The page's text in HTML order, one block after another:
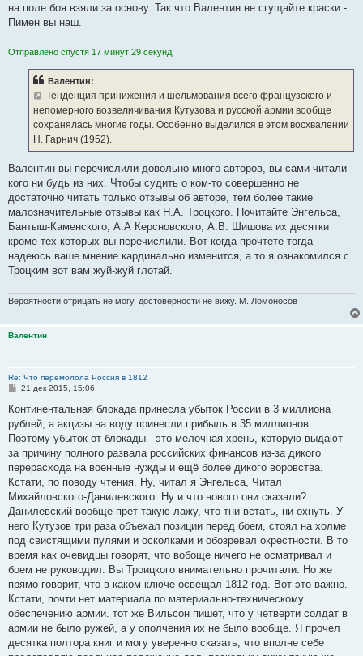
на поле боя взяли за основу. Так что Валентин не сгущайте краски -
Пимен вы наш.
Отправлено спустя 17 минут 29 секунд:
Валентин:
Тенденция принижения и шельмования всего французского и
непомерного возвеличивания Кутузова и русской армии вообще
сохранялась многие годы. Особенно выделился в этом восхвалении
Н. Гарнич (1952).
Валентин вы перечислили довольно много авторов, вы сами читали
кого ни будь из них. Чтобы судить о ком-то совершенно не
достаточно читать только отзывы об авторе, тем более такие
малозначительные отзывы как Н.А. Троцкого. Почитайте Энгельса,
Бантыш-Каменского, А.А Керсновского, А.В. Шишова их десятки
кроме тех которых вы перечислили. Вот когда прочтете тогда
надеюсь ваше мнение кардинально изменится, а то я ознакомился с
Троцким вот вам жуй-жуй глотай.
Вероятности отрицать не могу, достоверности не вижу. М. Ломоносов
Валентин
Re: Что перемолола Россия в 1812
С
о
щ
е
и
е
21 дек 2015, 15:06
Континентальная блокада принесла убыток России в 3 миллиона
рублей, а акцизы на воду принесли прибыль в 35 миллионов.
Поэтому убыток от блокады - это мелочная хрень, которую выдают
за причину полного развала российских финансов из-за дикого
перерасхода на военные нужды и ещё более дикого воровства.
Кстати, по поводу чтения. Ну, читал я Энгельса, Читал
Михайловского-Данилевского. Ну и что нового они сказали?
Данилевский вообще прет такую лажу, что тни встать, ни охнуть. У
него Кутузов три раза объехал позиции перед боем, стоял на холме
под свистящими пулями и осколками и обозревал окрестности. В то
время как очевидцы говорят, что вобоще ничего не осматривал и
боем не руководил. Вы Троицкого внимательно прочитали. Но же
прямо говорит, что в каком ключе освещал 1812 год. Вот это важно.
Кстати, почти нет материала по материально-техническому
обеспечению армии. тот же Вильсон пишет, что у четверти солдат в
армии не было ружей, а у ополчения их не было вообще. Я прочел
десятка полтора книг и могу уверенно сказать, что вполне себе